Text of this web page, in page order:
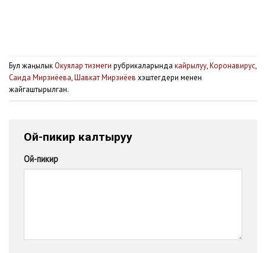
Бул жаңылыкОкуялар тизмеги рубрикаларында кайрылуу,Коронавирус,
Саида Мирзиёева,Шавкат Мирзиёев хэштегдери менен
жайгаштырылган.
Ой-пикир калтыруу
Ой-пикир